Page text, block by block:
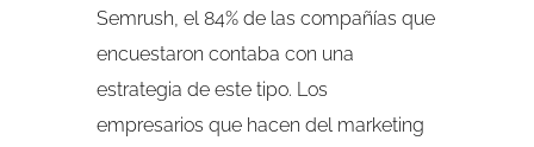
Semrush, el 84% de las compañías que
encuestaron contaba con una
estrategia de este tipo. Los
empresarios que hacen del marketing